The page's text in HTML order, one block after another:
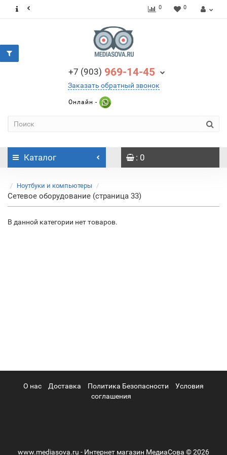
0 0
+7 (903) 969-14-45
Заказать обратный звонок
Онлайн -
Каталог : 0
Ноутбуки и компьютеры
Сетевое оборудование (страница 33)
В данной категории нет товаров.
О нас Доставка Политика Безопасности
Условия
соглашения
www.mediasova.ru - Интернет магазин МедиаСова © 2026